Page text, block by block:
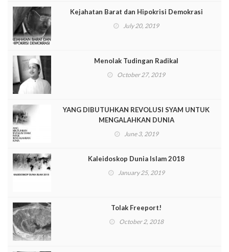
Kejahatan Barat dan Hipokrisi Demokrasi
July 20, 2019
Menolak Tudingan Radikal
October 27, 2019
YANG DIBUTUHKAN REVOLUSI SYAM UNTUK
MENGALAHKAN DUNIA
June 3, 2019
Kaleidoskop Dunia Islam 2018
January 25, 2019
Tolak Freeport!
October 2, 2018